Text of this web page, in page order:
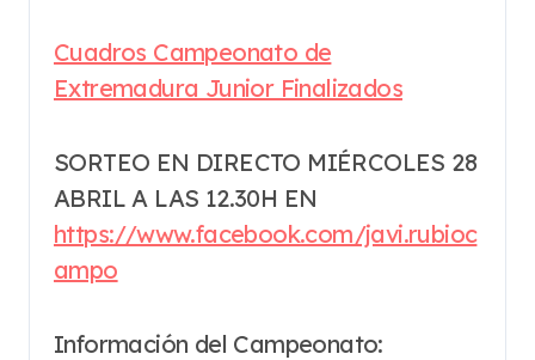
Cuadros Campeonato de
Extremadura Junior Finalizados
SORTEO EN DIRECTO MIÉRCOLES 28
ABRIL A LAS 12.30H EN
https://www.facebook.com/javi.rubioc
ampo
Información del Campeonato: